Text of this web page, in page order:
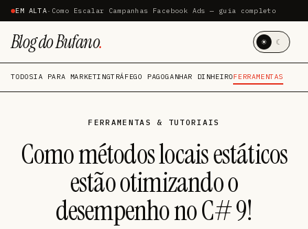
EM ALTA· Como Escalar Campanhas Facebook Ads — guia completo
Blog do Bufano. ☀ ☾
TODOSIA PARA MARKETINGTRÁFEGO PAGOGANHAR DINHEIROFERRAMENTAS
FERRAMENTAS & TUTORIAIS
Como métodos locais estáticos
estão otimizando o
desempenho no C# 9!